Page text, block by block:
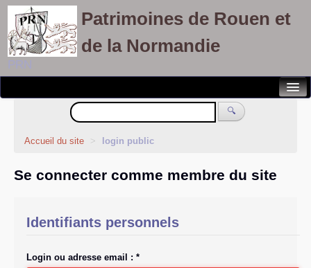
Patrimoines de Rouen et
de la Normandie
PRN
Notre association
Randonnées patrimoines
Rallyes pédestres
🔍
Accueil du site > login public
Se connecter comme membre du site
Identifiants personnels
Login ou adresse email : *